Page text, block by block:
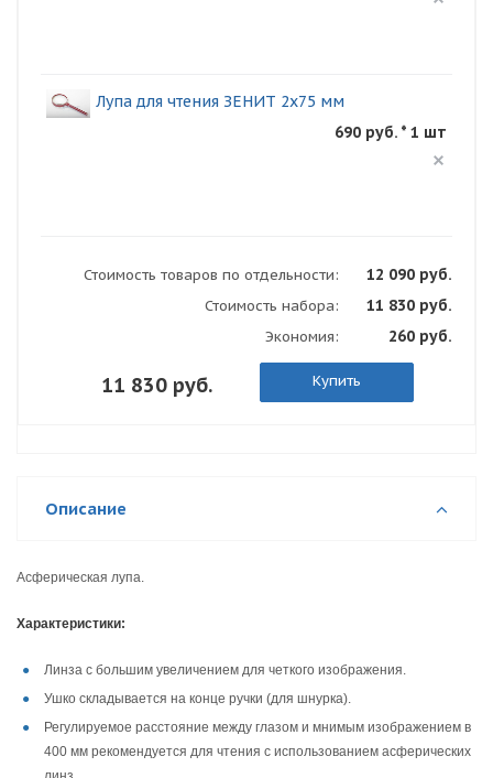
Лупа для чтения ЗЕНИТ 2х75 мм
690 руб. * 1 шт
Стоимость товаров по отдельности: 12 090 руб.
Стоимость набора: 11 830 руб.
Экономия: 260 руб.
11 830 руб. Купить
Описание
Асферическая лупа.
Характеристики:
Линза с большим увеличением для четкого изображения.
Ушко складывается на конце ручки (для шнурка).
Регулируемое расстояние между глазом и мнимым изображением в
400 мм рекомендуется для чтения с использованием асферических